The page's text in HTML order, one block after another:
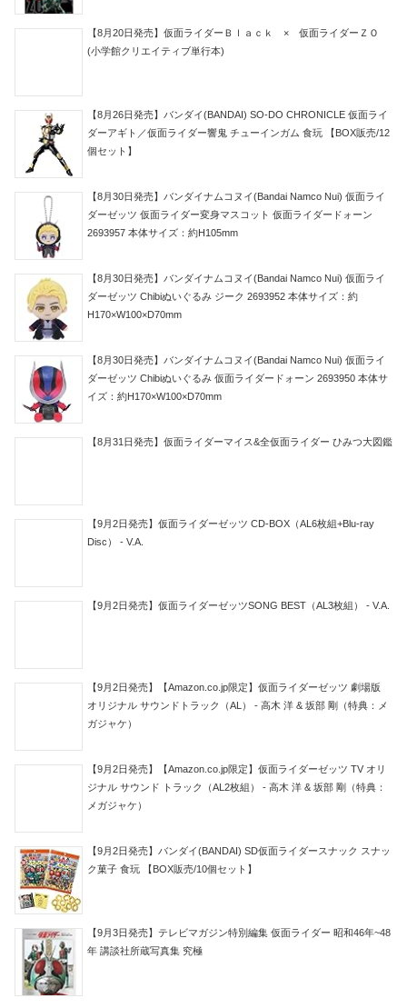
【8月20日発売】仮面ライダーＢｌａｃｋ × 仮面ライダーＺＯ
(小学館クリエイティブ単行本)
【8月26日発売】バンダイ(BANDAI) SO-DO CHRONICLE 仮面ライ
ダーアギト／仮面ライダー響鬼 チューインガム 食玩 【BOX販売/12
個セット】
【8月30日発売】バンダイナムコヌイ(Bandai Namco Nui) 仮面ライ
ダーゼッツ 仮面ライダー変身マスコット 仮面ライダードォーン
2693957 本体サイズ：約H105mm
【8月30日発売】バンダイナムコヌイ(Bandai Namco Nui) 仮面ライ
ダーゼッツ Chibiぬいぐるみ ジーク 2693952 本体サイズ：約
H170×W100×D70mm
【8月30日発売】バンダイナムコヌイ(Bandai Namco Nui) 仮面ライ
ダーゼッツ Chibiぬいぐるみ 仮面ライダードォーン 2693950 本体サ
イズ：約H170×W100×D70mm
【8月31日発売】仮面ライダーマイス&全仮面ライダー ひみつ大図鑑
【9月2日発売】仮面ライダーゼッツ CD-BOX（AL6枚組+Blu-ray
Disc） - V.A.
【9月2日発売】仮面ライダーゼッツSONG BEST（AL3枚組） - V.A.
【9月2日発売】【Amazon.co.jp限定】仮面ライダーゼッツ 劇場版
オリジナル サウンドトラック（AL） - 高木 洋 & 坂部 剛（特典：メ
ガジャケ）
【9月2日発売】【Amazon.co.jp限定】仮面ライダーゼッツ TV オリ
ジナル サウンド トラック（AL2枚組） - 高木 洋 & 坂部 剛（特典：
メガジャケ）
【9月2日発売】バンダイ(BANDAI) SD仮面ライダースナック スナッ
ク菓子 食玩 【BOX販売/10個セット】
【9月3日発売】テレビマガジン特別編集 仮面ライダー 昭和46年~48
年 講談社所蔵写真集 究極